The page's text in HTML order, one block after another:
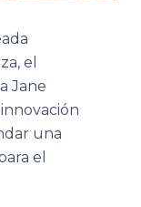
el
Jane
una
el